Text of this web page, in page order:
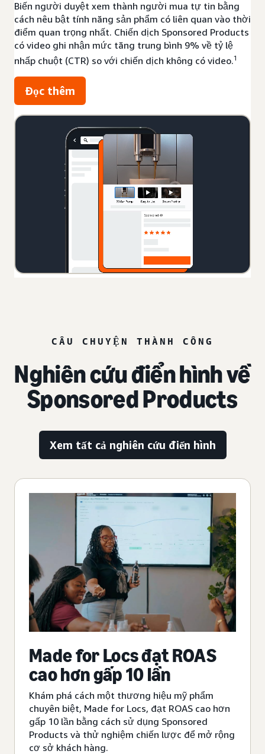
Biến người duyệt xem thành người mua tự tin bằng
cách nêu bật tính năng sản phẩm có liên quan vào thời
điểm quan trọng nhất. Chiến dịch Sponsored Products
có video ghi nhận mức tăng trung bình 9% về tỷ lệ
nhấp chuột (CTR) so với chiến dịch không có video.1
Đọc thêm
CÂU CHUYỆN THÀNH CÔNG
Nghiên cứu điển hình về
Sponsored Products
Xem tất cả nghiên cứu điển hình
Made for Locs đạt ROAS
cao hơn gấp 10 lần
Khám phá cách một thương hiệu mỹ phẩm
chuyên biệt, Made for Locs, đạt ROAS cao hơn
gấp 10 lần bằng cách sử dụng Sponsored
Products và thử nghiệm chiến lược để mở rộng
cơ sở khách hàng.